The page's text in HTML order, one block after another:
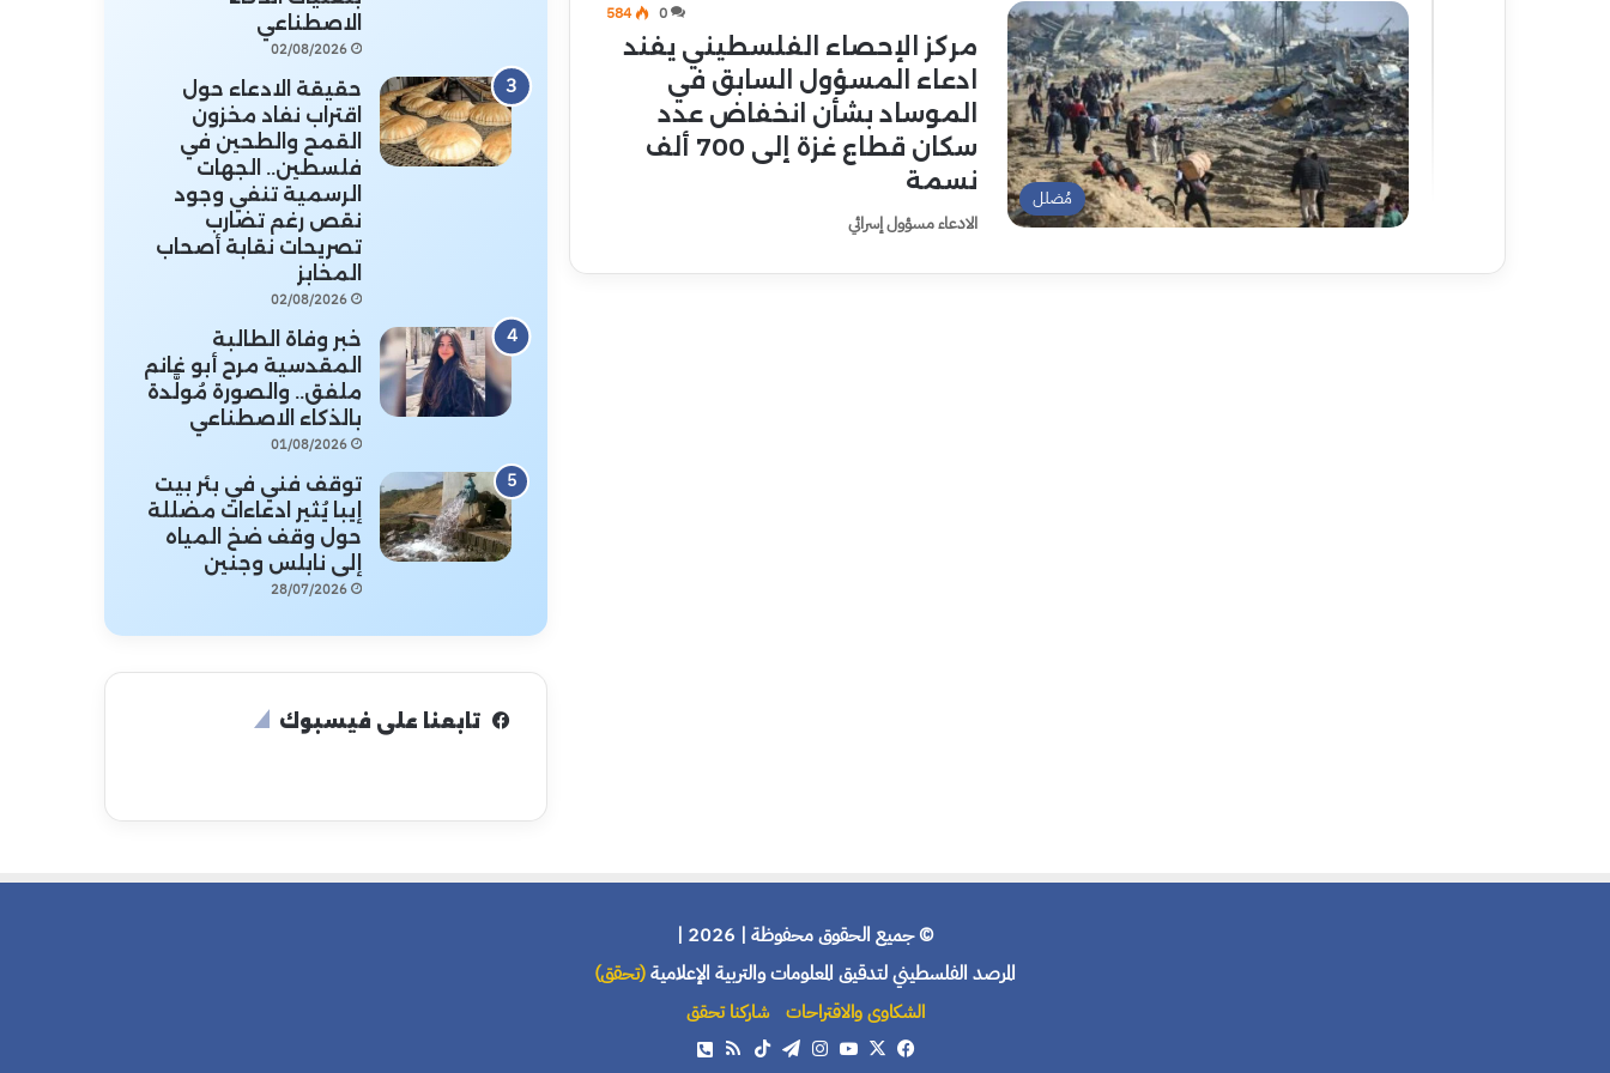
مُضلل
0
584
مركز الإحصاء الفلسطيني يفند
ادعاء المسؤول السابق في
الموساد بشأن انخفاض عدد
سكان قطاع غزة إلى 700 ألف
نسمة
الادعاء مسؤول إسرائي
الاصطناعي
02/08/2026
حقيقة الادعاء حول
اقتراب نفاد مخزون
القمح والطحين في
فلسطين.. الجهات
الرسمية تنفي وجود
نقص رغم تضارب
تصريحات نقابة أصحاب
المخابز
02/08/2026
خبر وفاة الطالبة
المقدسية مرح أبو غانم
ملفق.. والصورة مُولَّدة
بالذكاء الاصطناعي
01/08/2026
توقف فني في بئر بيت
إيبا يُثير ادعاءات مضللة
حول وقف ضخ المياه
إلى نابلس وجنين
28/07/2026
تابعنا على فيسبوك
© جميع الحقوق محفوظة | 2026 |
المرصد الفلسطيني لتدقيق المعلومات والتربية الإعلامية(تحقق)
الشكاوى والاقتراحات
شاركنا تحقق
فيسبوك
X يوتيوبانستقرامتيلقرام‫TikTokملخص